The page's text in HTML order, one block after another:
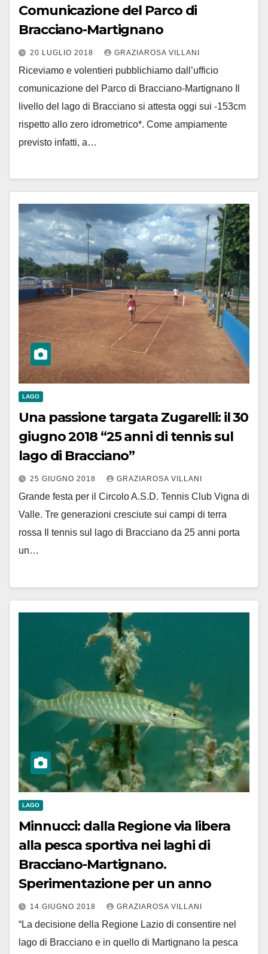
Comunicazione del Parco di
Bracciano-Martignano
20 LUGLIO 2018 GRAZIAROSA VILLANI
Riceviamo e volentieri pubblichiamo dall’ufficio
comunicazione del Parco di Bracciano-Martignano Il
livello del lago di Bracciano si attesta oggi sui -153cm
rispetto allo zero idrometrico*. Come ampiamente
previsto infatti, a…
LAGO
Una passione targata Zugarelli: il 30
giugno 2018 “25 anni di tennis sul
lago di Bracciano”
25 GIUGNO 2018 GRAZIAROSA VILLANI
Grande festa per il Circolo A.S.D. Tennis Club Vigna di
Valle. Tre generazioni cresciute sui campi di terra
rossa Il tennis sul lago di Bracciano da 25 anni porta
un…
LAGO
Minnucci: dalla Regione via libera
alla pesca sportiva nei laghi di
Bracciano-Martignano.
Sperimentazione per un anno
14 GIUGNO 2018 GRAZIAROSA VILLANI
“La decisione della Regione Lazio di consentire nel
lago di Bracciano e in quello di Martignano la pesca